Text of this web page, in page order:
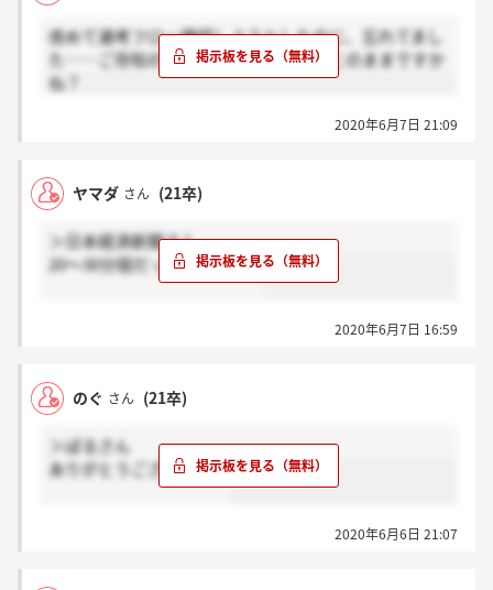
改めて選考フロー確認しようとしたのに、忘れてまし
た……ご存知の方いますか？予定通りこのままですか
ね？
2020年6月7日 21:09
ヤマダ さん (21卒)
＞日本経済新聞さん
20～30分弱だった思います！
2020年6月7日 16:59
のぐ さん (21卒)
＞ぱるさん
ありがとうございます！
2020年6月6日 21:07